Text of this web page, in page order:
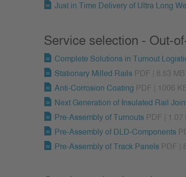
Just in Time Delivery of Ultra Long
Service selection - Out-
Complete Solutions in Turnout
Stationary Milled Rails PDF | 8.53 MB
Anti-Corrosion Coating PDF | 1006
Next Generation of Insulated Rail
Pre-Assembly of Turnouts PDF | 1.07
Pre-Assembly of DLD-Components
Pre-Assembly of Track Panels PDF |